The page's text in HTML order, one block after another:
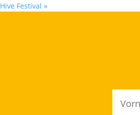
Hive Festival »